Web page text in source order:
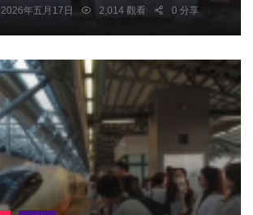
2026年五月17日 2,014 觀看 0 分享